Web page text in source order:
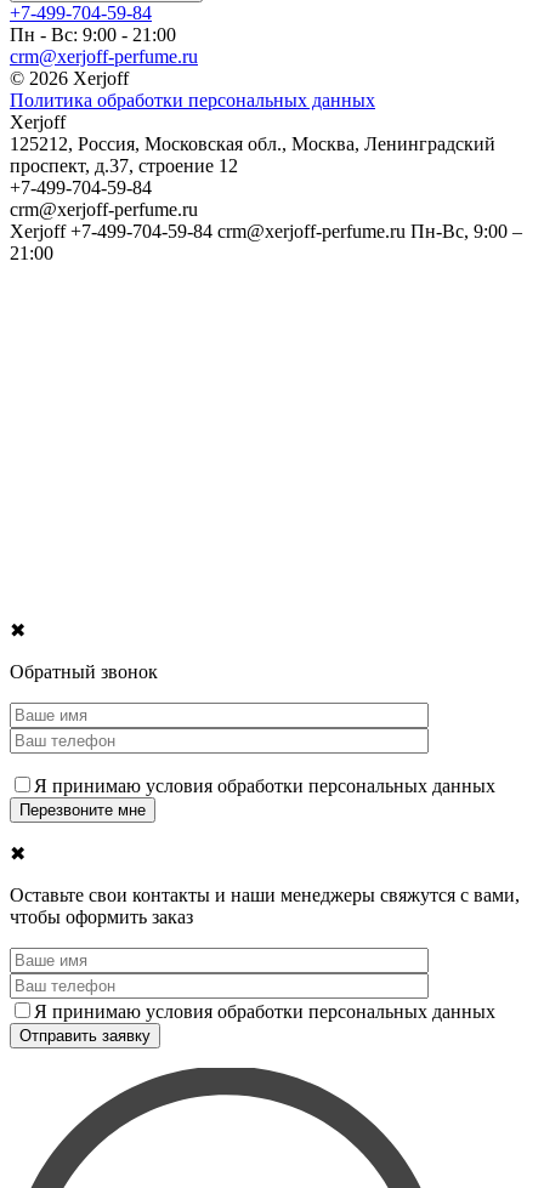
+7-499-704-59-84
Пн - Вс: 9:00 - 21:00
crm@xerjoff-perfume.ru
© 2026 Xerjoff
Политика обработки персональных данных
Xerjoff
125212, Россия, Московская обл., Москва, Ленинградский
проспект, д.37, строение 12
+7-499-704-59-84
crm@xerjoff-perfume.ru
Xerjoff +7-499-704-59-84 crm@xerjoff-perfume.ru Пн-Вс, 9:00 –
21:00
✖
Обратный звонок
Я принимаю условия обработки персональных данных
✖
Оставьте свои контакты и наши менеджеры свяжутся с вами,
чтобы оформить заказ
Я принимаю условия обработки персональных данных